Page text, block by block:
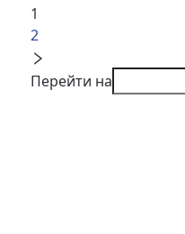
1
2
Перейти на